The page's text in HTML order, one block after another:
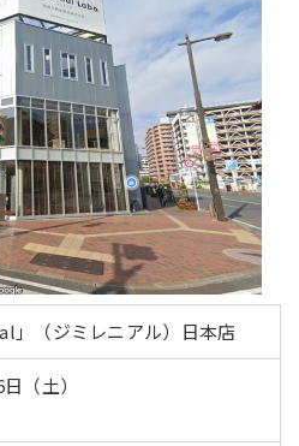
」（ジミレニアル）日本店
（土）